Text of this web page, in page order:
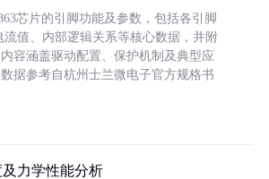
芯片的引脚功能及参数，包括各引脚
流值、内部逻辑关系等核心数据，并附
容涵盖驱动配置、保护机制及典型应
据参考自杭州士兰微电子官方规格书
力学性能分析